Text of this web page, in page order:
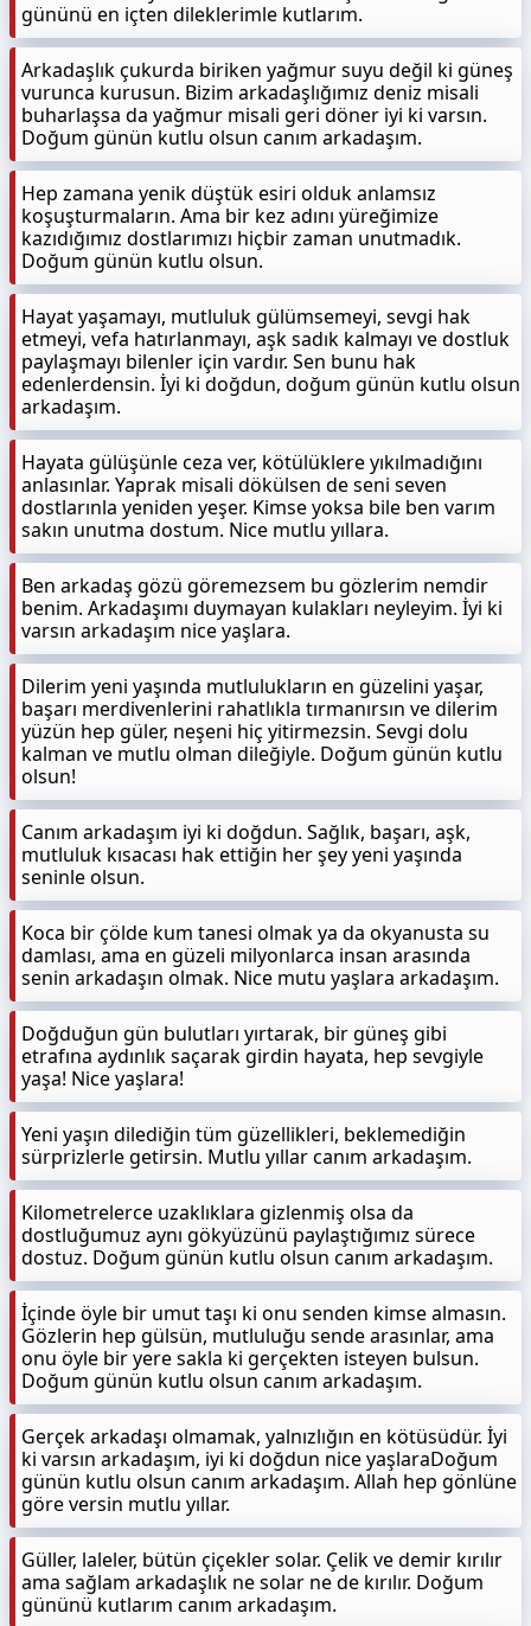
gününü en içten dileklerimle kutlarım.
Arkadaşlık çukurda biriken yağmur suyu değil ki güneş
vurunca kurusun. Bizim arkadaşlığımız deniz misali
buharlaşsa da yağmur misali geri döner iyi ki varsın.
Doğum günün kutlu olsun canım arkadaşım.
Hep zamana yenik düştük esiri olduk anlamsız
koşuşturmaların. Ama bir kez adını yüreğimize
kazıdığımız dostlarımızı hiçbir zaman unutmadık.
Doğum günün kutlu olsun.
Hayat yaşamayı, mutluluk gülümsemeyi, sevgi hak
etmeyi, vefa hatırlanmayı, aşk sadık kalmayı ve dostluk
paylaşmayı bilenler için vardır. Sen bunu hak
edenlerdensin. İyi ki doğdun, doğum günün kutlu olsun
arkadaşım.
Hayata gülüşünle ceza ver, kötülüklere yıkılmadığını
anlasınlar. Yaprak misali dökülsen de seni seven
dostlarınla yeniden yeşer. Kimse yoksa bile ben varım
sakın unutma dostum. Nice mutlu yıllara.
Ben arkadaş gözü göremezsem bu gözlerim nemdir
benim. Arkadaşımı duymayan kulakları neyleyim. İyi ki
varsın arkadaşım nice yaşlara.
Dilerim yeni yaşında mutlulukların en güzelini yaşar,
başarı merdivenlerini rahatlıkla tırmanırsın ve dilerim
yüzün hep güler, neşeni hiç yitirmezsin. Sevgi dolu
kalman ve mutlu olman dileğiyle. Doğum günün kutlu
olsun!
Canım arkadaşım iyi ki doğdun. Sağlık, başarı, aşk,
mutluluk kısacası hak ettiğin her şey yeni yaşında
seninle olsun.
Koca bir çölde kum tanesi olmak ya da okyanusta su
damlası, ama en güzeli milyonlarca insan arasında
senin arkadaşın olmak. Nice mutu yaşlara arkadaşım.
Doğduğun gün bulutları yırtarak, bir güneş gibi
etrafına aydınlık saçarak girdin hayata, hep sevgiyle
yaşa! Nice yaşlara!
Yeni yaşın dilediğin tüm güzellikleri, beklemediğin
sürprizlerle getirsin. Mutlu yıllar canım arkadaşım.
Kilometrelerce uzaklıklara gizlenmiş olsa da
dostluğumuz aynı gökyüzünü paylaştığımız sürece
dostuz. Doğum günün kutlu olsun canım arkadaşım.
İçinde öyle bir umut taşı ki onu senden kimse almasın.
Gözlerin hep gülsün, mutluluğu sende arasınlar, ama
onu öyle bir yere sakla ki gerçekten isteyen bulsun.
Doğum günün kutlu olsun canım arkadaşım.
Gerçek arkadaşı olmamak, yalnızlığın en kötüsüdür. İyi
ki varsın arkadaşım, iyi ki doğdun nice yaşlaraDoğum
günün kutlu olsun canım arkadaşım. Allah hep gönlüne
göre versin mutlu yıllar.
Güller, laleler, bütün çiçekler solar. Çelik ve demir kırılır
ama sağlam arkadaşlık ne solar ne de kırılır. Doğum
gününü kutlarım canım arkadaşım.